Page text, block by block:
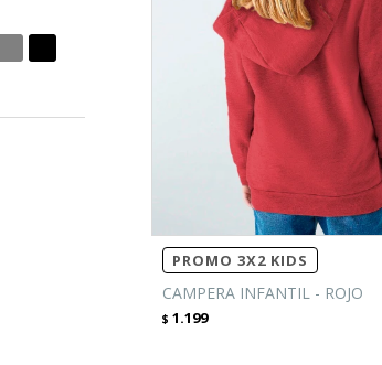
PROMO 3X2 KIDS
CAMPERA INFANTIL - ROJO
$ 1.199